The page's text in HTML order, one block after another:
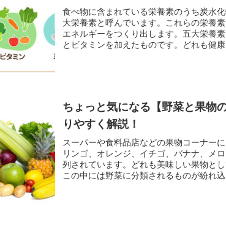
食べ物に含まれている栄養素のうち炭水
大栄養素と呼んでいます。これらの栄養
エネルギーをつくり出します。五大栄養
とビタミンを加えたものです。どれも健
ちょっと気になる【野菜と果物
りやすく解説！
スーパーや食料品店などの果物コーナー
リンゴ、オレンジ、イチゴ、バナナ、メ
列されています。どれも美味しい果物と
この中には野菜に分類されるものが紛れ込